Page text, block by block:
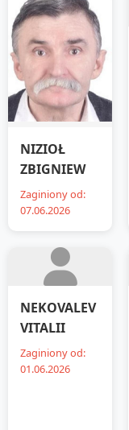
NIZIOŁ
ZBIGNIEW
Zaginiony od:
07.06.2026
NEKOVALEV
VITALII
Zaginiony od:
01.06.2026